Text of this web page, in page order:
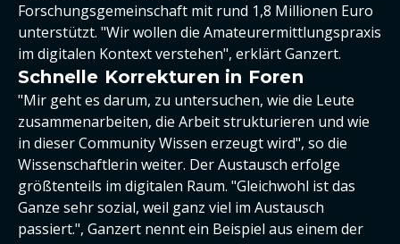
Forschungsgemeinschaft mit rund 1,8 Millionen Euro
unterstützt. "Wir wollen die Amateurermittlungspraxis
im digitalen Kontext verstehen", erklärt Ganzert.
Schnelle Korrekturen in Foren
"Mir geht es darum, zu untersuchen, wie die Leute
zusammenarbeiten, die Arbeit strukturieren und wie
in dieser Community Wissen erzeugt wird", so die
Wissenschaftlerin weiter. Der Austausch erfolge
größtenteils im digitalen Raum. "Gleichwohl ist das
Ganze sehr sozial, weil ganz viel im Austausch
passiert.", Ganzert nennt ein Beispiel aus einem der